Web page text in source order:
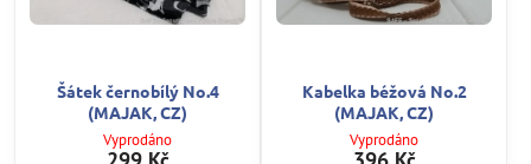
Šátek černobílý No.4
(MAJAK, CZ)
Vyprodáno
Kabelka béžová No.2
(MAJAK, CZ)
Vyprodáno